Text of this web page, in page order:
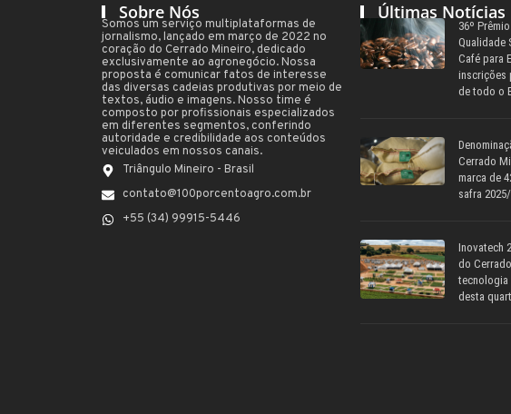
Sobre Nós
Somos um serviço multiplataformas de
jornalismo, lançado em março de 2022 no
coração do Cerrado Mineiro, dedicado
exclusivamente ao agronegócio. Nossa
proposta é comunicar fatos de interesse
das diversas cadeias produtivas por meio de
textos, áudio e imagens. Nosso time é
composto por profissionais especializados
em diferentes segmentos, conferindo
autoridade e credibilidade aos conteúdos
veiculados em nossos canais.
Triângulo Mineiro - Brasil
contato@100porcentoagro.com.br
+55 (34) 99915-5446
Últimas Notícias
36º
Qualidade
Café para
inscrições
de todo o
Cerrado
marca de
safra
Inovatech
do
tecnologia
desta